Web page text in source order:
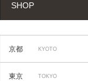
SHOP
京都 KYOTO
東京 TOKYO